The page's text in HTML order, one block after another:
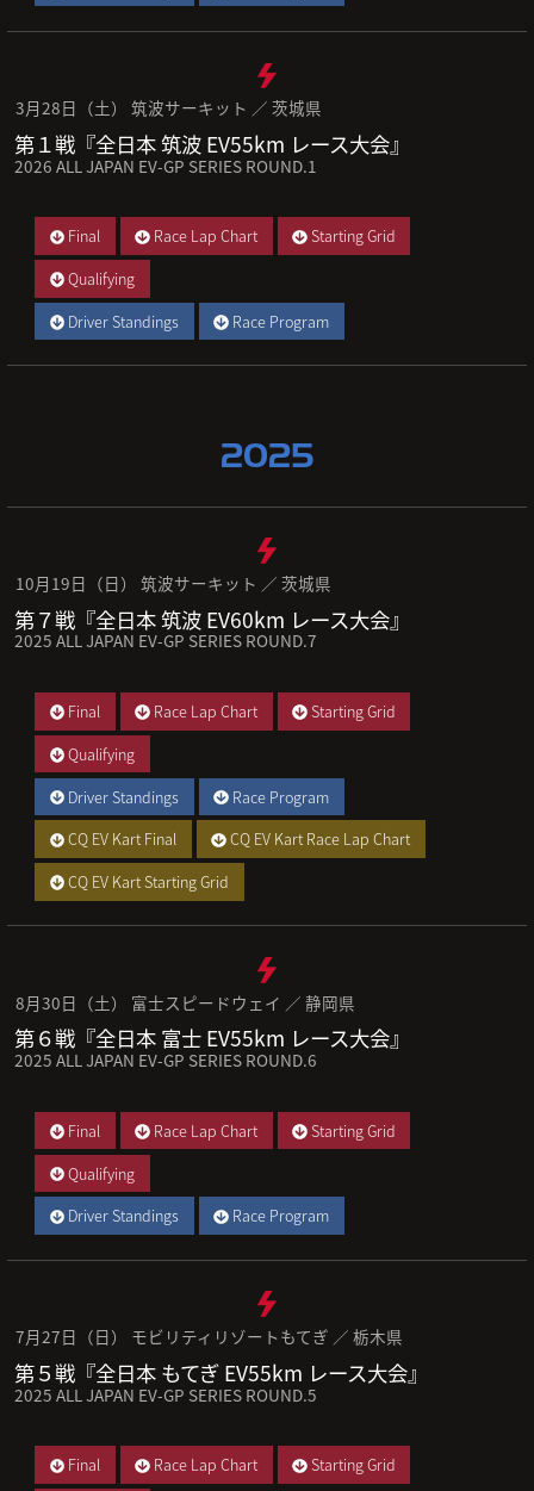
3月28日（土） 筑波サーキット ／ 茨城県
第１戦『全日本 筑波 EV55km レース大会』
2026 ALL JAPAN EV-GP SERIES ROUND.1
Final Race Lap Chart
Starting Grid
Qualifying
Driver Standings
Race Program
2025
10月19日（日） 筑波サーキット ／ 茨城県
第７戦『全日本 筑波 EV60km レース大会』
2025 ALL JAPAN EV-GP SERIES ROUND.7
Final Race Lap Chart
Starting Grid
Qualifying
Driver Standings
Race Program
CQ EV Kart Final
CQ EV Kart Race Lap Chart
CQ EV Kart Starting Grid
8月30日（土） 富士スピードウェイ ／ 静岡県
第６戦『全日本 富士 EV55km レース大会』
2025 ALL JAPAN EV-GP SERIES ROUND.6
Final Race Lap Chart
Starting Grid
Qualifying
Driver Standings
Race Program
7月27日（日） モビリティリゾートもてぎ ／ 栃木県
第５戦『全日本 もてぎ EV55km レース大会』
2025 ALL JAPAN EV-GP SERIES ROUND.5
Final Race Lap Chart Starting Grid